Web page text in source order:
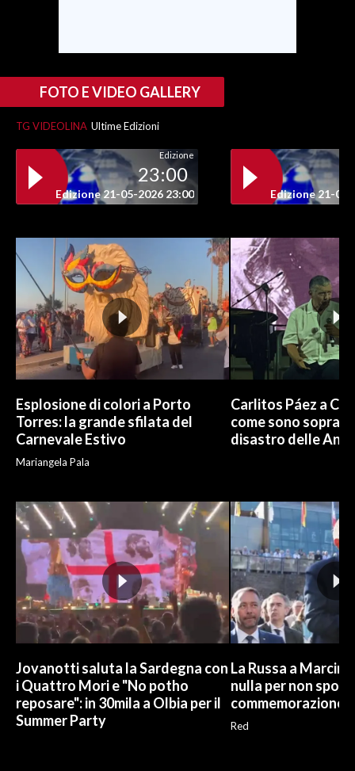
PUBBLICITÀ
FOTO E VIDEO GALLERY
TG VIDEOLINA Ultime Edizioni
Edizione
23:00
Edizione 21-05-2026 23:00 Edizione 21-05-
Esplosione di colori a Porto
Torres: la grande sfilata del
Carnevale Estivo
Mariangela Pala
Carlitos Páez a
come sono
disastro delle
Jovanotti saluta la Sardegna con
i Quattro Mori e "No potho
reposare": in 30mila a Olbia per il
Summer Party
La Russa a
nulla per non
commemorazione
Red